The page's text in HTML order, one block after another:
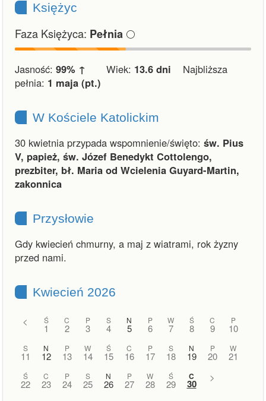
Księżyc
Faza Księżyca: Pełnia 🌕
Jasność: 99% ↑ Wiek: 13.6 dni Najbliższa
pełnia: 1 maja (pt.)
W Kościele Katolickim
30 kwietnia przypada wspomnienie/święto: św. Pius
V, papież, św. Józef Benedykt Cottolengo,
prezbiter, bł. Maria od Wcielenia Guyard-Martin,
zakonnica
Przysłowie
Gdy kwiecień chmurny, a maj z wiatrami, rok żyzny
przed nami.
Kwiecień 2026
< Ś
1
C
2
P
3
S
4
N
5
P
6
W
7
Ś
8
C
9
P
10
S
11
N
12
P
13
W
14
Ś
15
C
16
P
17
S
18
N
19
P
20
W
21
Ś
22
C
23
P
24
S
25
N
26
P
27
W
28
Ś
29
C
30
>